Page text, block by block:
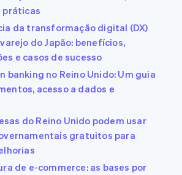
práticas
da transformação digital (DX)
do Japão: benefícios,
e casos de sucesso
banking no Reino Unido: Um guia
acesso a dados e
do Reino Unido podem usar
gratuitos para
de e-commerce: as bases por